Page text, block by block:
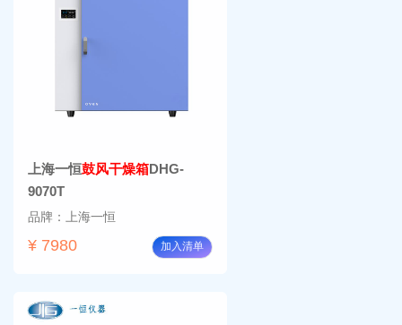
上海一恒鼓风干燥箱DHG-
9070T
品牌：上海一恒
¥ 7980 加入清单